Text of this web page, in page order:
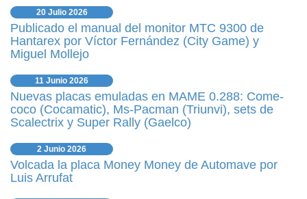
20 Julio 2026
Publicado el manual del monitor MTC 9300 de
Hantarex por Víctor Fernández (City Game) y
Miguel Mollejo
11 Junio 2026
Nuevas placas emuladas en MAME 0.288: Come-
coco (Cocamatic), Ms-Pacman (Triunvi), sets de
Scalectrix y Super Rally (Gaelco)
2 Junio 2026
Volcada la placa Money Money de Automave por
Luis Arrufat